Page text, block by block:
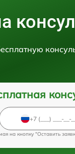
на кнопку "Оставить